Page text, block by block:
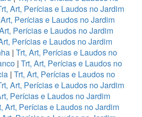
Art, Perícias e Laudos no Jardim
Perícias e Laudos no Jardim
Perícias e Laudos no Jardim
Perícias e Laudos no Jardim
| Trt, Art, Perícias e Laudos no
| Trt, Art, Perícias e Laudos no
| Trt, Art, Perícias e Laudos no
Art, Perícias e Laudos no Jardim
Perícias e Laudos no Jardim
Art, Perícias e Laudos no Jardim